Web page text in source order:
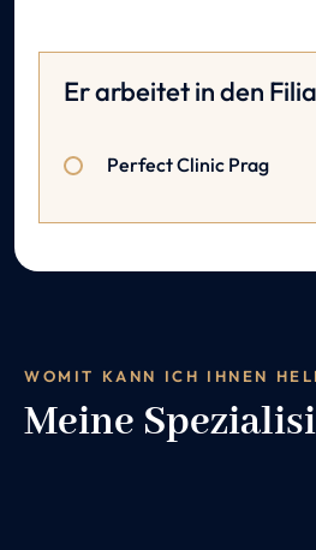
Er arbeitet in den
Perfect Clinic Prag
WOMIT KANN ICH IHNEN
Meine